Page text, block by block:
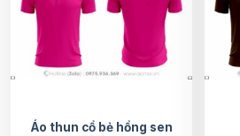
Áo thun cổ bẻ hồng sen